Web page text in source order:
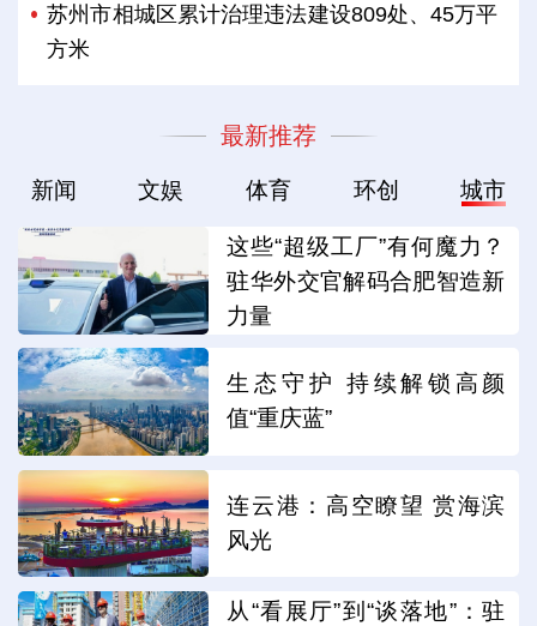
苏州市相城区累计治理违法建设809处、45万平
方米
最新推荐
新闻 文娱 体育 环创 城市
这些“超级工厂”有何魔力？
驻华外交官解码合肥智造新
力量
生态守护 持续解锁高颜
值“重庆蓝”
连云港：高空瞭望 赏海滨
风光
从“看展厅”到“谈落地”：驻